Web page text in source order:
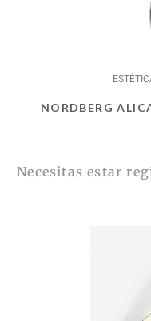
NORDBERG
Necesitas estar